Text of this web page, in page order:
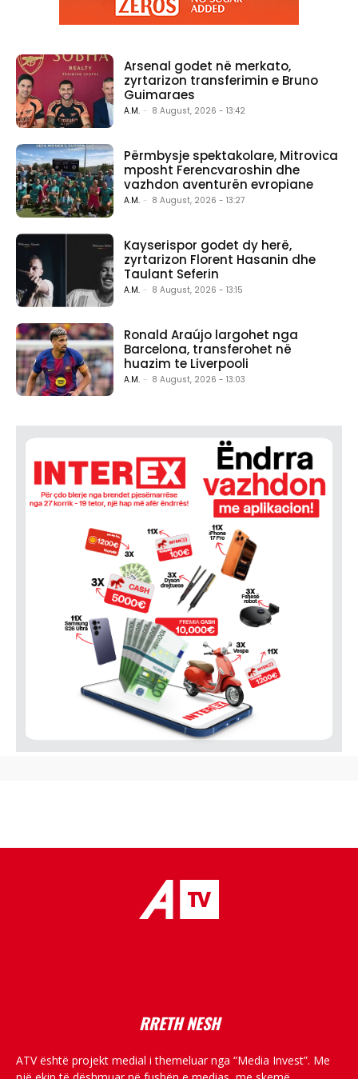
Arsenal godet në merkato,
zyrtarizon transferimin e Bruno
Guimaraes
A.M. - 8 August, 2026 - 13:42
Përmbysje spektakolare, Mitrovica
mposht Ferencvaroshin dhe
vazhdon aventurën evropiane
A.M. - 8 August, 2026 - 13:27
Kayserispor godet dy herë,
zyrtarizon Florent Hasanin dhe
Taulant Seferin
A.M. - 8 August, 2026 - 13:15
Ronald Araújo largohet nga
Barcelona, transferohet në
huazim te Liverpooli
A.M. - 8 August, 2026 - 13:03
RRETH NESH
ATV është projekt medial i themeluar nga “Media Invest”. Me